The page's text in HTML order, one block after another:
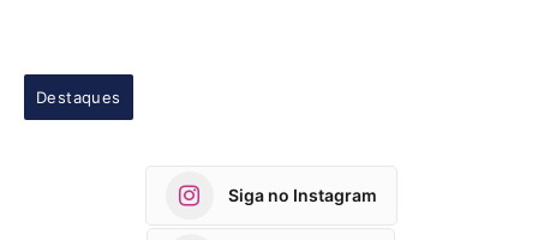
Destaques
Siga no Instagram